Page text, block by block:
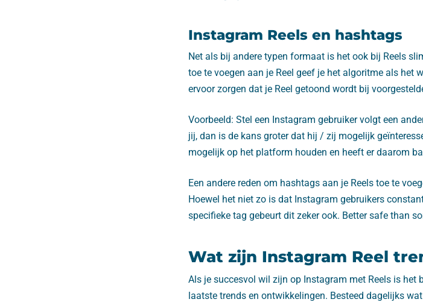
Instagram Reels en hashtags
Net als bij andere typen formaat is het ook bij Reels
toe te voegen aan je Reel geef je het algoritme als het
ervoor zorgen dat je Reel getoond wordt bij
Voorbeeld: Stel een Instagram gebruiker volgt een
jij, dan is de kans groter dat hij / zij mogelijk
mogelijk op het platform houden en heeft er daarom
Een andere reden om hashtags aan je Reels toe te
Hoewel het niet zo is dat Instagram gebruikers
specifieke tag gebeurt dit zeker ook. Better safe than
Wat zijn Instagram Reel
Als je succesvol wil zijn op Instagram met Reels is het
laatste trends en ontwikkelingen. Besteed dagelijks